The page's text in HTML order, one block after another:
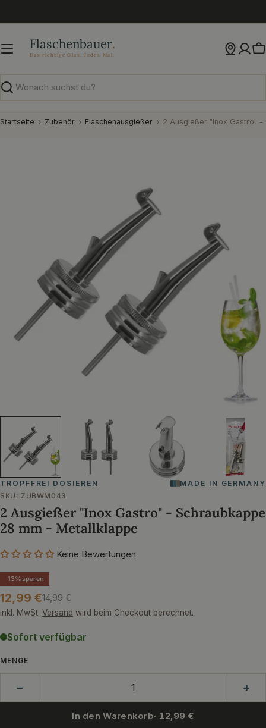
Inhalt
Suchen
Startseite Zubehör Flaschenausgießer
Sie das Medium 0 im Modalformat
TROPFFREI DOSIEREN
MADE IN GERMANY
SKU: ZUBWM043
2 Ausgießer "Inox Gastro" - Schraubkappe
28 mm - Metallklappe
Keine Bewertungen
13% sparen
Verkaufspreis
12,99 €
Regulärer
Preis
14,99 €
inkl. MwSt. Versand wird beim Checkout berechnet.
Sofort verfügbar
MENGE
− +
In den Warenkorb· 12,99 €